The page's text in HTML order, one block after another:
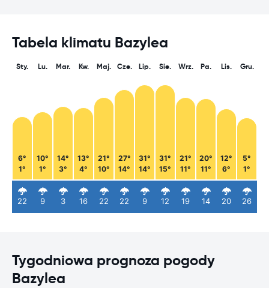
Tabela klimatu Bazylea
Sty.
6°
1°
22
Lu.
10°
1°
9
Mar.
14°
3°
3
Kw.
13°
4°
16
Maj.
21°
10°
22
Cze.
27°
14°
22
Lip.
31°
14°
9
Sie.
31°
15°
12
Wrz.
21°
11°
19
Pa.
20°
11°
14
Lis.
12°
6°
20
Gru.
5°
1°
26
Tygodniowa prognoza pogody
Bazylea